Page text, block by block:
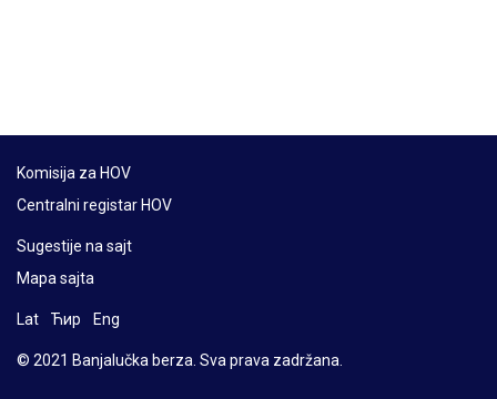
Komisija za HOV
Centralni registar HOV
Sugestije na sajt
Mapa sajta
Lat Ћир Eng
© 2021 Banjalučka berza. Sva prava zadržana.